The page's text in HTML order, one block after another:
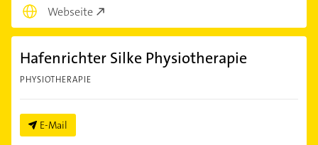
Webseite
Hafenrichter Silke Physiotherapie
PHYSIOTHERAPIE
E-Mail